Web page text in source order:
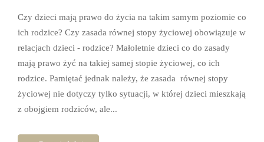
Czy dzieci mają prawo do życia na takim samym poziomie co
ich rodzice? Czy zasada równej stopy życiowej obowiązuje w
relacjach dzieci - rodzice? Małoletnie dzieci co do zasady
mają prawo żyć na takiej samej stopie życiowej, co ich
rodzice. Pamiętać jednak należy, że zasada równej stopy
życiowej nie dotyczy tylko sytuacji, w której dzieci mieszkają
z obojgiem rodziców, ale...